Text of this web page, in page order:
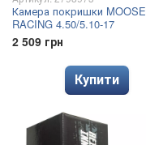
Камера покришки MOOSE
RACING 4.50/5.10-17
2 509 грн
Купити